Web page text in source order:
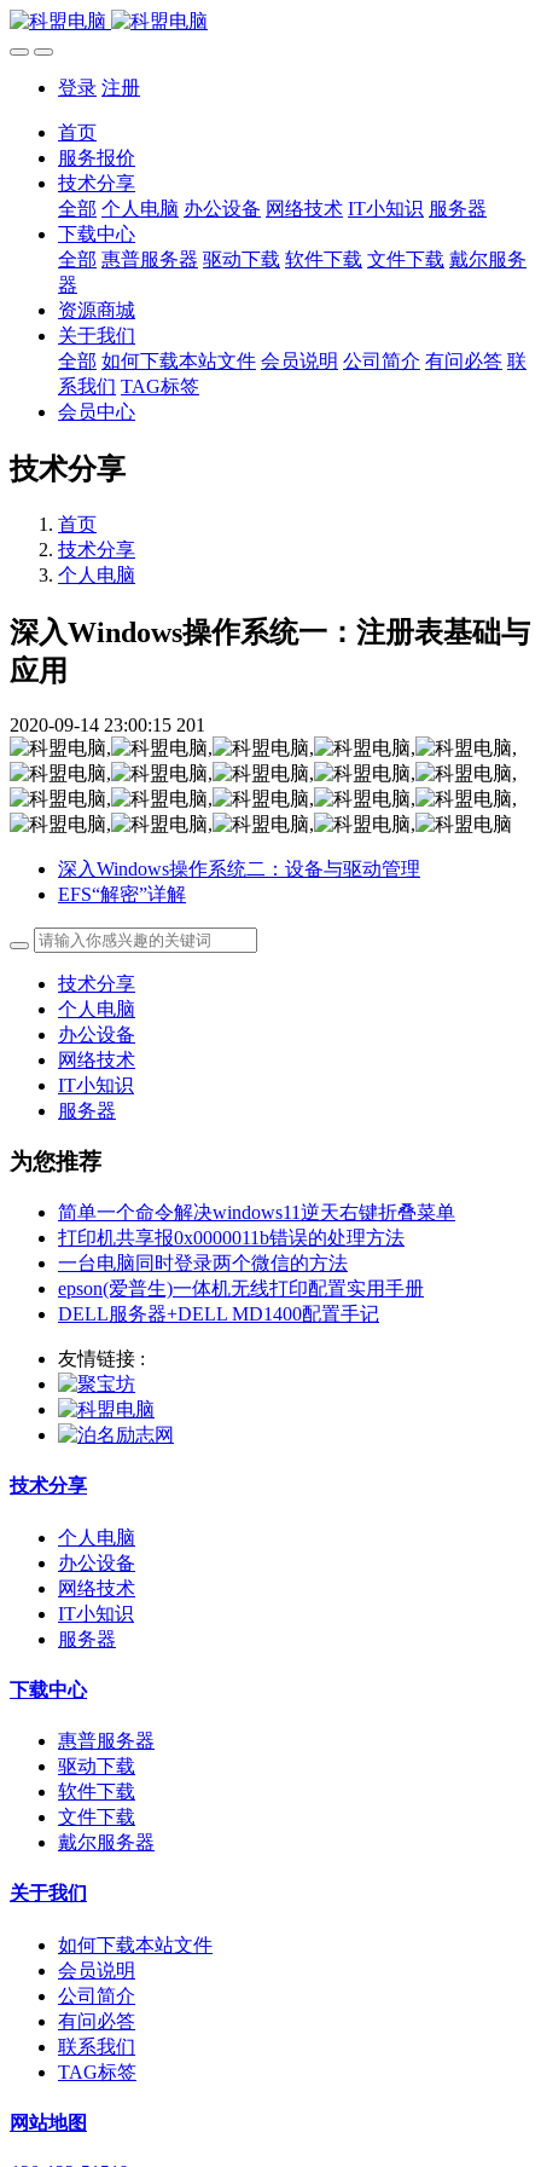
登录 注册
首页
服务报价
技术分享
全部 个人电脑 办公设备 网络技术 IT小知识 服务器
下载中心
全部 惠普服务器 驱动下载 软件下载 文件下载 戴尔服务
器
资源商城
关于我们
全部 如何下载本站文件 会员说明 公司简介 有问必答 联
系我们 TAG标签
会员中心
技术分享
首页
技术分享
个人电脑
深入Windows操作系统一：注册表基础与
应用
2020-09-14 23:00:15 201
,
, , ,
,
,
, , ,
,
,
, , ,
,
,
, , ,
深入Windows操作系统二：设备与驱动管理
EFS“解密”详解
技术分享
个人电脑
办公设备
网络技术
IT小知识
服务器
为您推荐
简单一个命令解决windows11逆天右键折叠菜单
打印机共享报0x0000011b错误的处理方法
一台电脑同时登录两个微信的方法
epson(爱普生)一体机无线打印配置实用手册
DELL服务器+DELL MD1400配置手记
友情链接 :
技术分享
个人电脑
办公设备
网络技术
IT小知识
服务器
下载中心
惠普服务器
驱动下载
软件下载
文件下载
戴尔服务器
关于我们
如何下载本站文件
会员说明
公司简介
有问必答
联系我们
TAG标签
网站地图